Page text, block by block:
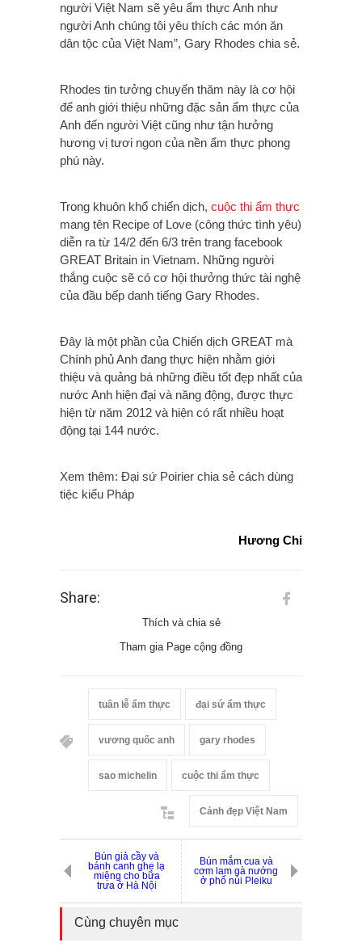
người Việt Nam sẽ yêu ẩm thực Anh như
người Anh chúng tôi yêu thích các món ăn
dân tộc của Việt Nam”, Gary Rhodes chia sẻ.
Rhodes tin tưởng chuyến thăm này là cơ hội
để anh giới thiệu những đặc sản ẩm thực của
Anh đến người Việt cũng như tận hưởng
hương vị tươi ngon của nền ẩm thực phong
phú này.
Trong khuôn khổ chiến dịch, cuộc thi ẩm thực
mang tên Recipe of Love (công thức tình yêu)
diễn ra từ 14/2 đến 6/3 trên trang facebook
GREAT Britain in Vietnam. Những người
thắng cuộc sẽ có cơ hội thưởng thức tài nghệ
của đầu bếp danh tiếng Gary Rhodes.
Đây là một phần của Chiến dịch GREAT mà
Chính phủ Anh đang thực hiện nhằm giới
thiệu và quảng bá những điều tốt đẹp nhất của
nước Anh hiện đại và năng động, được thực
hiện từ năm 2012 và hiện có rất nhiều hoạt
động tại 144 nước.
Xem thêm: Đại sứ Poirier chia sẻ cách dùng
tiệc kiểu Pháp
Hương Chi
Share:
Thích và chia sẻ
Tham gia Page cộng đồng
tuần lễ ẩm thực đại sứ ẩm thực
vương quốc anh gary rhodes
sao michelin cuộc thi ẩm thực
Cảnh đẹp Việt Nam
Bún giả cầy và
bánh canh ghẹ lạ
miệng cho bữa
trưa ở Hà Nội
Bún mắm cua và
cơm lam gà nướng
ở phố núi Pleiku
Cùng chuyên mục